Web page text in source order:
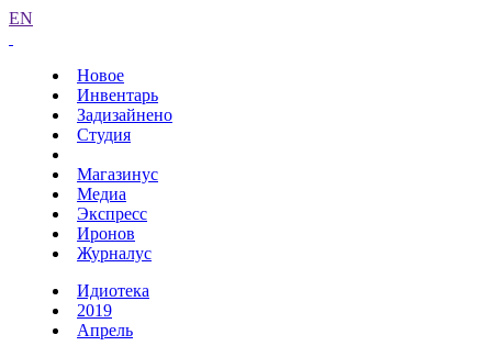
EN
Новое
Инвентарь
Задизайнено
Студия
Магазинус
Медиа
Экспресс
Иронов
Журналус
Идиотека
2019
Апрель